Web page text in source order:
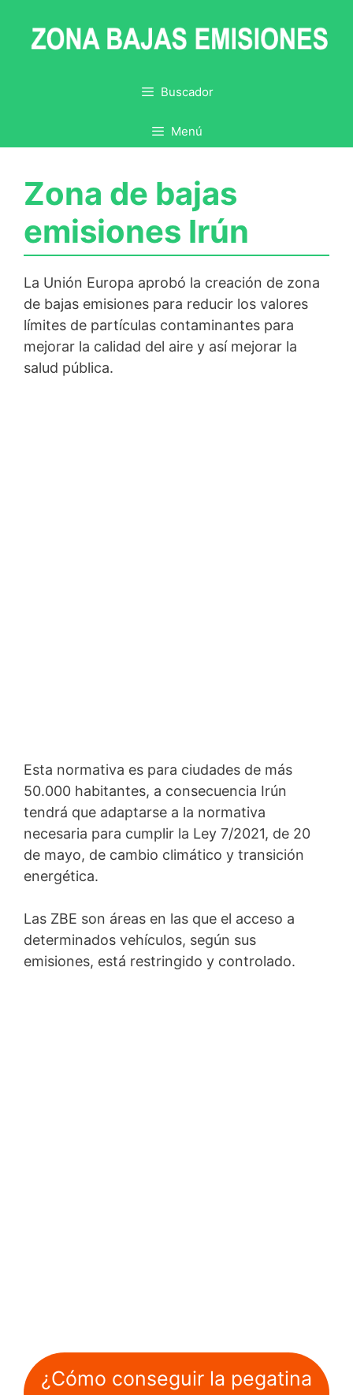
contenido
Buscador
Menú
Zona de bajas
emisiones Irún
La Unión Europa aprobó la creación de zona
de bajas emisiones para reducir los valores
límites de partículas contaminantes para
mejorar la calidad del aire y así mejorar la
salud pública.
Esta normativa es para ciudades de más
50.000 habitantes, a consecuencia Irún
tendrá que adaptarse a la normativa
necesaria para cumplir la Ley 7/2021, de 20
de mayo, de cambio climático y transición
energética.
Las ZBE son áreas en las que el acceso a
determinados vehículos, según sus
emisiones, está restringido y controlado.
¿Cómo conseguir la pegatina